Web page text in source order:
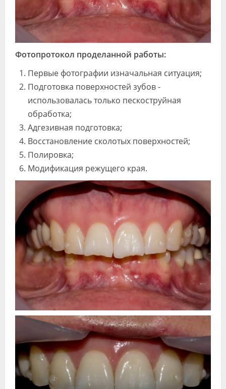
Фотопротокол проделанной работы:
Первые фотографии изначальная ситуация;
Подготовка поверхностей зубов -
использовалась только пескоструйная
обработка;
Адгезивная подготовка;
Восстановление сколотых поверхностей;
Полировка;
Модификация режущего края.